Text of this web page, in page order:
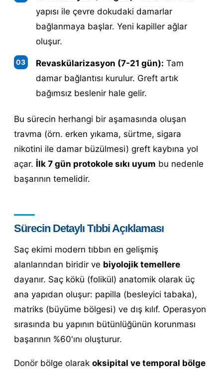
yapısı ile çevre dokudaki damarlar
bağlanmaya başlar. Yeni kapiller ağlar
oluşur.
Revaskülarizasyon (7-21 gün): Tam
damar bağlantısı kurulur. Greft artık
bağımsız beslenir hale gelir.
Bu sürecin herhangi bir aşamasında oluşan
travma (örn. erken yıkama, sürtme, sigara
nikotini ile damar büzülmesi) greft kaybına yol
açar. İlk 7 gün protokole sıkı uyum bu nedenle
başarının temelidir.
Sürecin Detaylı Tıbbi Açıklaması
Saç ekimi modern tıbbın en gelişmiş
alanlarından biridir ve biyolojik temellere
dayanır. Saç kökü (folikül) anatomik olarak üç
ana yapıdan oluşur: papilla (besleyici tabaka),
matriks (büyüme bölgesi) ve dış kılıf. Operasyon
sırasında bu yapının bütünlüğünün korunması
başarının %60'ını oluşturur.
Donör bölge olarak oksipital ve temporal bölge